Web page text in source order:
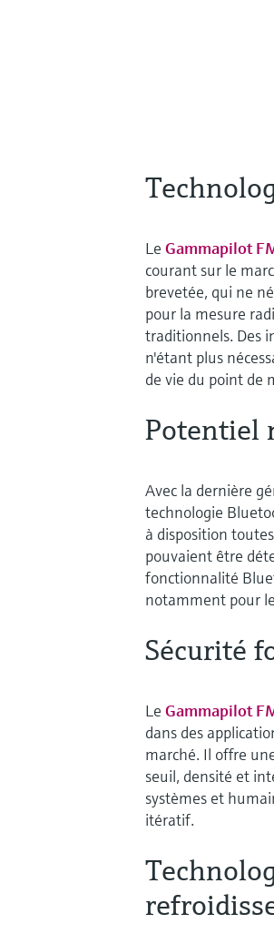
Le Gammapilot
courant sur le
brevetée, qui ne
pour la mesure
traditionnels. Des
n'étant plus
de vie du point de
Potentiel
Avec la dernière
technologie
à disposition
pouvaient être
fonctionnalité
notamment pour
Sécurité
Le Gammapilot
dans des
marché. Il offre
seuil, densité et
systèmes et
itératif.